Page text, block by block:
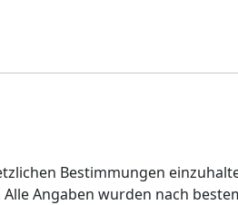
Bestimmungen
Angaben wurden nach